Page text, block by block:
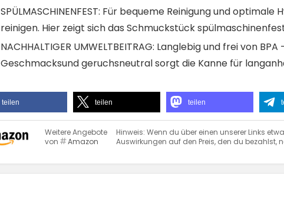
SPÜLMASCHINENFEST: Für bequeme Reinigung und
reinigen. Hier zeigt sich das Schmuckstück
NACHHALTIGER UMWELTBEITRAG: Langlebig und frei von
Geschmacksund geruchsneutral sorgt die Kanne für
teilen teilen teilen
Weitere Angebote
von
Amazon
Hinweis: Wenn du über einen unserer Links
Auswirkungen auf den Preis, den du bezahlst,